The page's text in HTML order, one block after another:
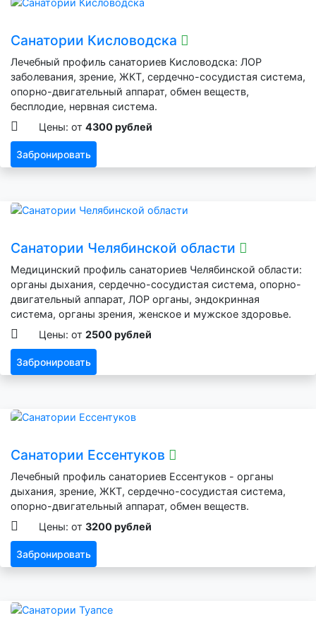
Санатории Кисловодска
Лечебный профиль санаториев Кисловодска: ЛОР
заболевания, зрение, ЖКТ, сердечно-сосудистая система,
опорно-двигательный аппарат, обмен веществ,
бесплодие, нервная система.
Цены: от 4300 рублей
Забронировать
Санатории Челябинской области
Медицинский профиль санаториев Челябинской области:
органы дыхания, сердечно-сосудистая система, опорно-
двигательный аппарат, ЛОР органы, эндокринная
система, органы зрения, женское и мужское здоровье.
Цены: от 2500 рублей
Забронировать
Санатории Ессентуков
Лечебный профиль санаториев Ессентуков - органы
дыхания, зрение, ЖКТ, сердечно-сосудистая система,
опорно-двигательный аппарат, обмен веществ.
Цены: от 3200 рублей
Забронировать